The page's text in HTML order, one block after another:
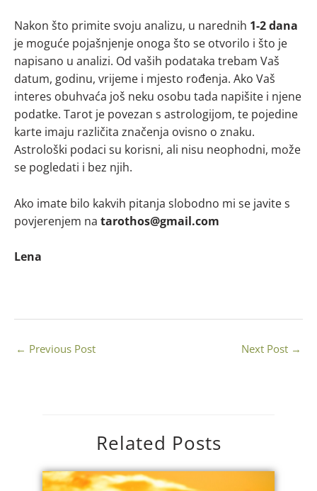
Nakon što primite svoju analizu, u narednih 1-2 dana
je moguće pojašnjenje onoga što se otvorilo i što je
napisano u analizi. Od vaših podataka trebam Vaš
datum, godinu, vrijeme i mjesto rođenja. Ako Vaš
interes obuhvaća još neku osobu tada napišite i njene
podatke. Tarot je povezan s astrologijom, te pojedine
karte imaju različita značenja ovisno o znaku.
Astrološki podaci su korisni, ali nisu neophodni, može
se pogledati i bez njih.
Ako imate bilo kakvih pitanja slobodno mi se javite s
povjerenjem na tarothos@gmail.com
Lena
← Previous Post Next Post →
Related Posts